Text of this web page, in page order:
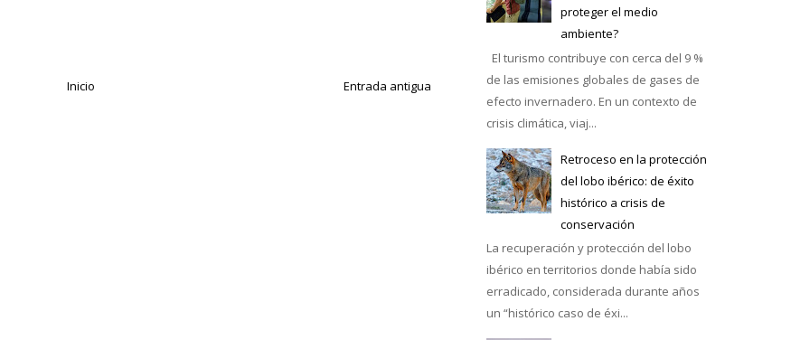
Entrada antigua
Inicio
proteger el medio
ambiente?
El turismo contribuye con cerca del 9 %
de las emisiones globales de gases de
efecto invernadero. En un contexto de
crisis climática, viaj...
Retroceso en la protección
del lobo ibérico: de éxito
histórico a crisis de
conservación
La recuperación y protección del lobo
ibérico en territorios donde había sido
erradicado, considerada durante años
un “histórico caso de éxi...